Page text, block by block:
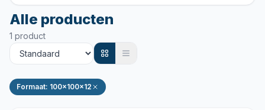
Alle producten
1 product
Formaat: 100x100x12